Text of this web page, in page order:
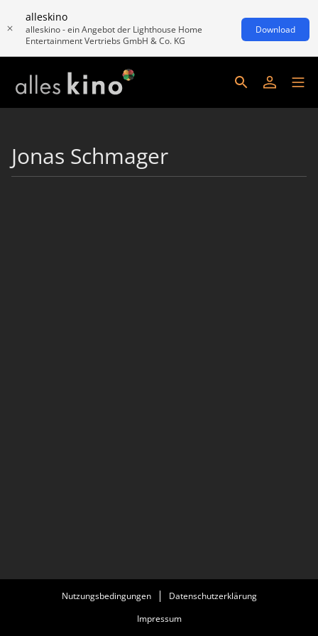
alleskino
alleskino - ein Angebot der Lighthouse Home
Entertainment Vertriebs GmbH & Co. KG
Download
Jonas Schmager
Nutzungsbedingungen
Datenschutzerklärung
Impressum